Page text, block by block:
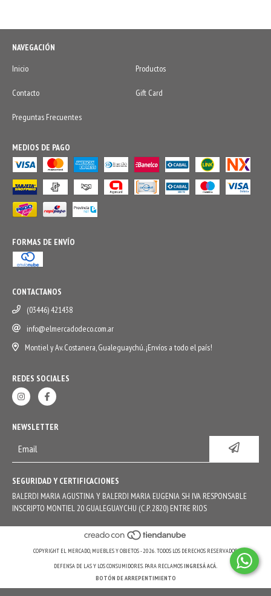
NAVEGACIÓN
Inicio
Productos
Contacto Gift Card
Preguntas Frecuentes
MEDIOS DE PAGO
FORMAS DE ENVÍO
CONTACTANOS
(03446) 421438
info@elmercadodeco.com.ar
Montiel y Av. Costanera, Gualeguaychú. ¡Envíos a todo el país!
REDES SOCIALES
NEWSLETTER
SEGURIDAD Y CERTIFICACIONES
BALERDI MARIA AGUSTINA Y BALERDI MARIA EUGENIA SH IVA RESPONSABLE
INSCRIPTO MONTIEL 20 GUALEGUAYCHU (C.P. 2820) ENTRE RIOS
COPYRIGHT EL MERCADO, MUEBLES Y OBJETOS - 2026. TODOS LOS DERECHOS RESERVADOS.
DEFENSA DE LAS Y LOS CONSUMIDORES. PARA RECLAMOSINGRESÁ ACÁ.
BOTÓN DE ARREPENTIMIENTO